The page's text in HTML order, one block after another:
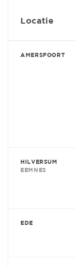
Locatie
AMERSFOORT
HILVERSUM
EEMNES
EDE